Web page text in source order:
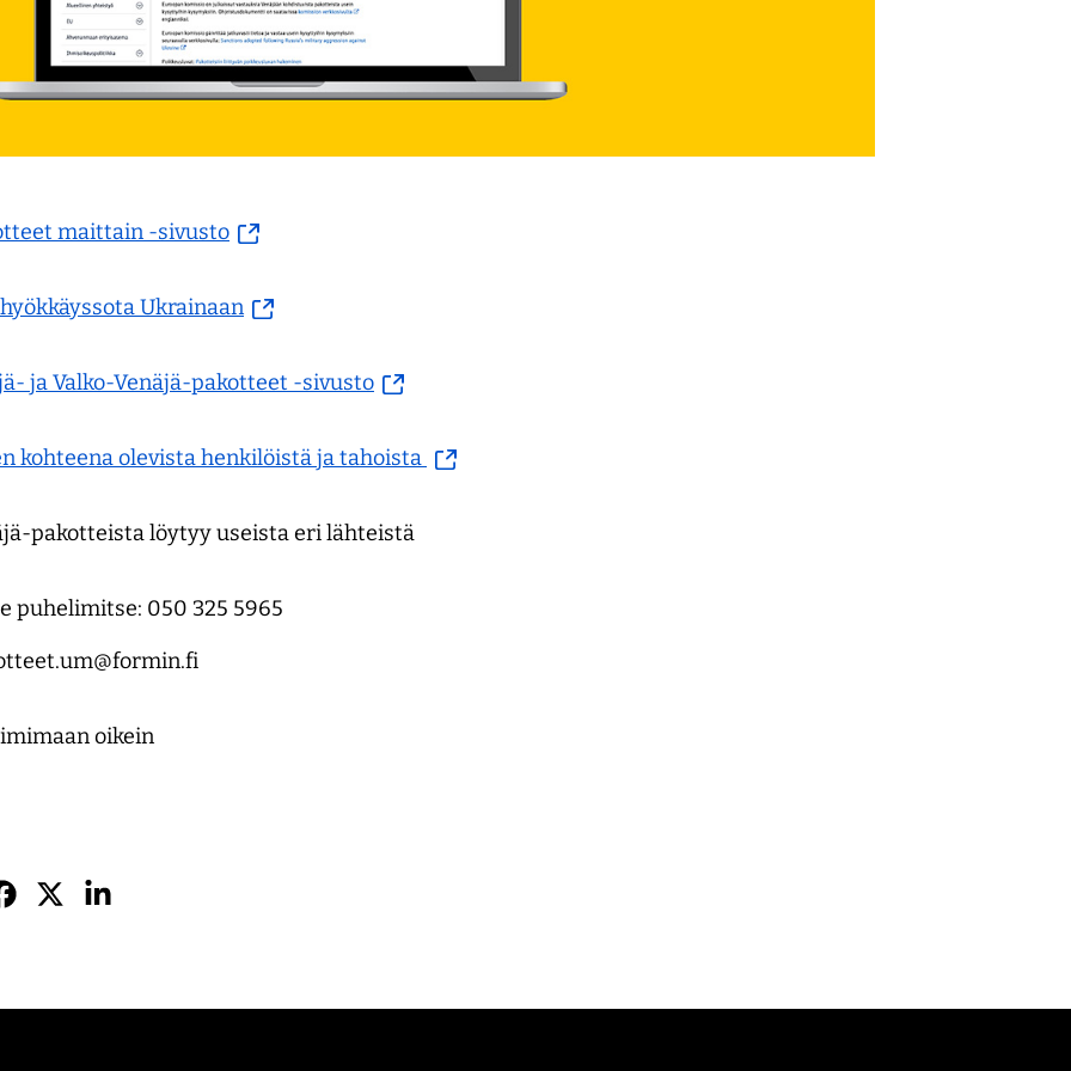
maittain -sivusto(siirryt
palveluun)
Ukrainaan (siirryt
palveluun)
ja Valko-Venäjä-pakotteet -sivusto(siirryt
palveluun)
kohteena olevista henkilöistä ja tahoista (siirryt
pakotteista löytyy useista eri lähteistä
puhelimitse: 050 325 5965
oikein
Jaa
Jaa